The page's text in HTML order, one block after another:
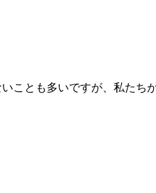
ことも多いですが、私たち